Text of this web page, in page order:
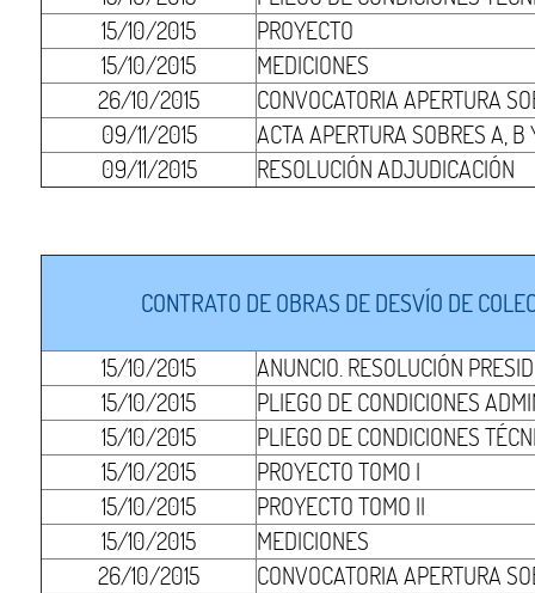
15/10/2015
PROYECTO
15/10/2015
MEDICIONES
26/10/2015
CONVOCATORIA APERTURA
09/11/2015
ACTA APERTURA SOBRES A, B
09/11/2015
RESOLUCIÓN ADJUDICACIÓN
CONTRATO DE OBRAS DE DESVÍO DE
15/10/2015
ANUNCIO. RESOLUCIÓN
15/10/2015
PLIEGO DE CONDICIONES
15/10/2015
PLIEGO DE CONDICIONES
15/10/2015
PROYECTO TOMO I
15/10/2015
PROYECTO TOMO II
15/10/2015
MEDICIONES
26/10/2015
CONVOCATORIA APERTURA